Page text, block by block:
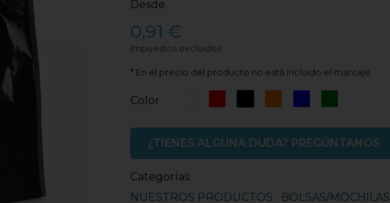
Desde
0,91 €
Impuestos excluidos
* En el precio del producto no está incluido el marcaje.
Color
¿TIENES ALGUNA DUDA? PREGÚNTANOS
Categorías:
NUESTROS PRODUCTOS
BOLSAS/MOCHILAS